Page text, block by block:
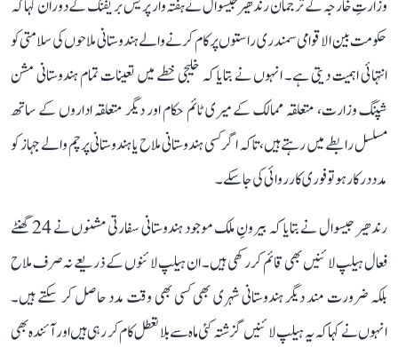
وزارتِ خارجہ کے ترجمان رندھیر جیسوال نے ہفتہ وار پریس بریفنگ کے دوران کہا کہ
حکومت بین الاقوامی سمندری راستوں پر کام کرنے والے ہندوستانی ملاحوں کی سلامتی کو
انتہائی اہمیت دیتی ہے۔ انہوں نے بتایا کہ خلیجی خطے میں تعینات تمام ہندوستانی مشن
شپنگ وزارت، متعلقہ ممالک کے میری ٹائم حکام اور دیگر متعلقہ اداروں کے ساتھ
مسلسل رابطے میں رہتے ہیں، تاکہ اگر کسی ہندوستانی ملاح یا ہندوستانی پرچم والے جہاز کو
مدد درکار ہو تو فوری کارروائی کی جا سکے۔
رندھیر جیسوال نے بتایا کہ بیرونِ ملک موجود ہندوستانی سفارتی مشنوں نے 24 گھنٹے
فعال ہیلپ لائنیں بھی قائم کر رکھی ہیں۔ ان ہیلپ لائنوں کے ذریعے نہ صرف ملاح
بلکہ ضرورت مند دیگر ہندوستانی شہری بھی کسی بھی وقت مدد حاصل کر سکتے ہیں۔
انہوں نے کہا کہ یہ ہیلپ لائنیں گزشتہ کئی ماہ سے بلا تعطل کام کر رہی ہیں اور آئندہ بھی